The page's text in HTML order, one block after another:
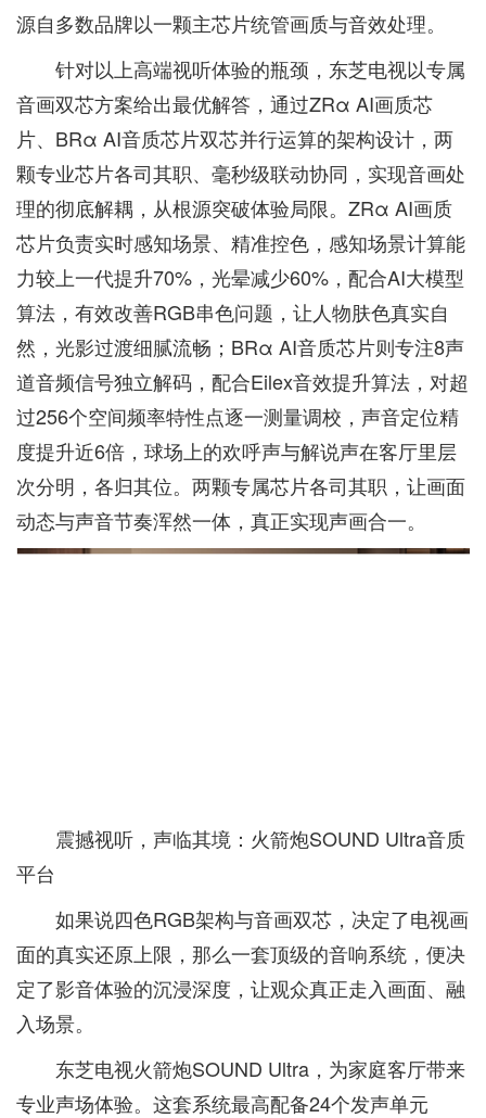
源自多数品牌以一颗主芯片统管画质与音效处理。
针对以上高端视听体验的瓶颈，东芝电视以专属
音画双芯方案给出最优解答，通过ZRα AI画质芯
片、BRα AI音质芯片双芯并行运算的架构设计，两
颗专业芯片各司其职、毫秒级联动协同，实现音画处
理的彻底解耦，从根源突破体验局限。ZRα AI画质
芯片负责实时感知场景、精准控色，感知场景计算能
力较上一代提升70%，光晕减少60%，配合AI大模型
算法，有效改善RGB串色问题，让人物肤色真实自
然，光影过渡细腻流畅；BRα AI音质芯片则专注8声
道音频信号独立解码，配合Eilex音效提升算法，对超
过256个空间频率特性点逐一测量调校，声音定位精
度提升近6倍，球场上的欢呼声与解说声在客厅里层
次分明，各归其位。两颗专属芯片各司其职，让画面
动态与声音节奏浑然一体，真正实现声画合一。
震撼视听，声临其境：火箭炮SOUND Ultra音质
平台
如果说四色RGB架构与音画双芯，决定了电视画
面的真实还原上限，那么一套顶级的音响系统，便决
定了影音体验的沉浸深度，让观众真正走入画面、融
入场景。
东芝电视火箭炮SOUND Ultra，为家庭客厅带来
专业声场体验。这套系统最高配备24个发声单元